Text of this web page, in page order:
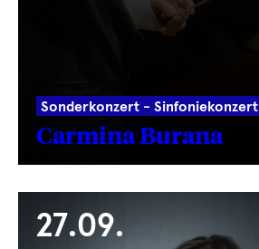
Sonderkonzert - Sinfoniekonzert
Carmina Burana
27.09.